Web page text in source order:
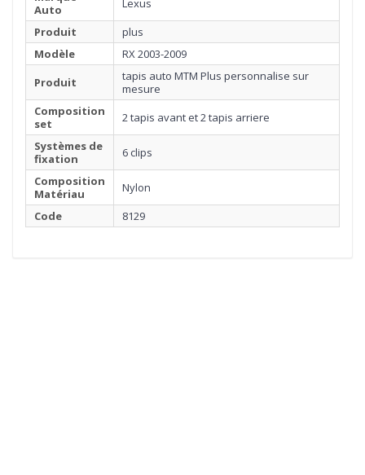
Auto
Lexus
Produit
plus
Modèle
RX 2003-2009
Produit
tapis auto MTM Plus personnalise sur
mesure
Composition
set
2 tapis avant et 2 tapis arriere
Systèmes de
fixation
6 clips
Composition
Matériau
Nylon
Code
8129